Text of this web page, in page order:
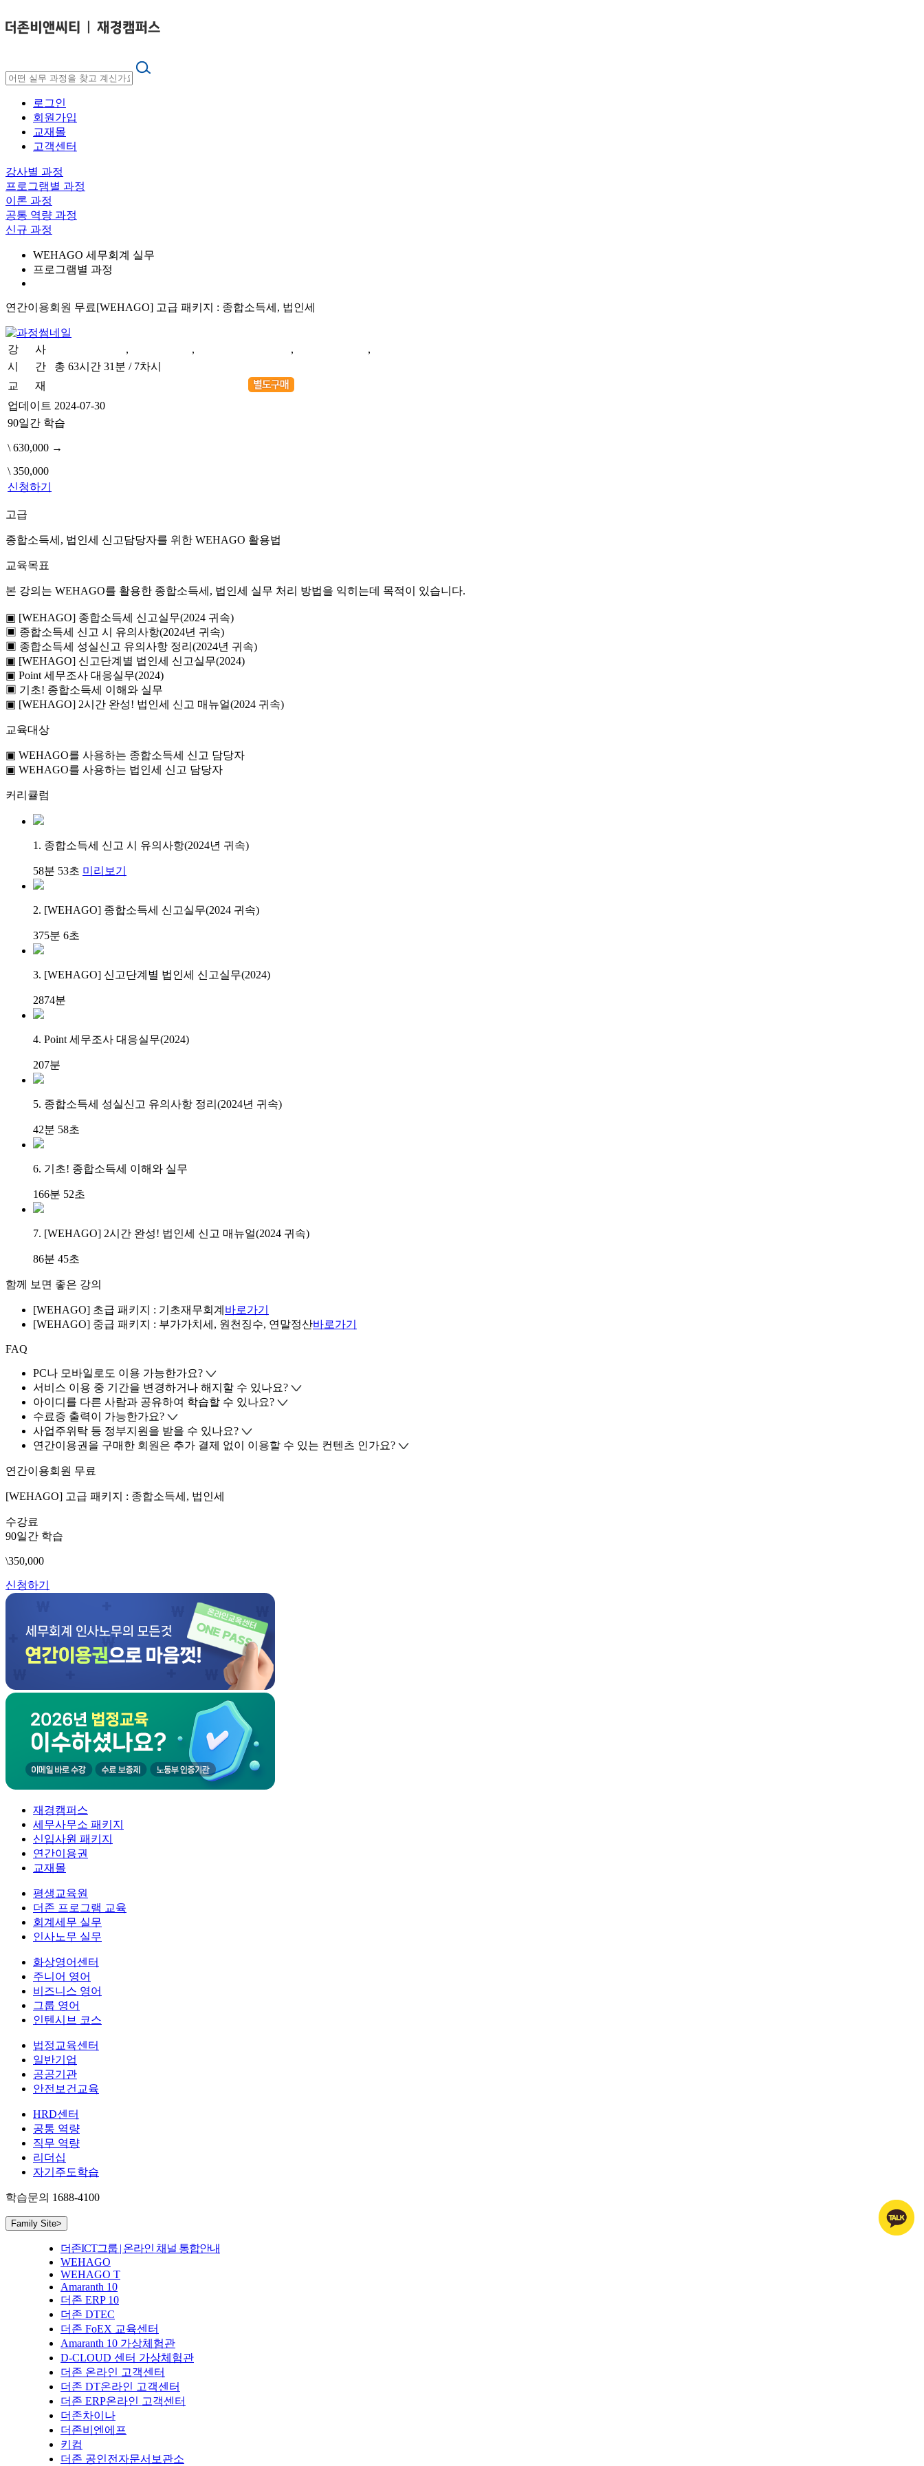
로그인
회원가입
교재몰
고객센터
강사별 과정
프로그램별 과정
이론 과정
공통 역량 과정
신규 과정
WEHAGO 세무회계 실무
프로그램별 과정
연간이용회원 무료[WEHAGO] 고급 패키지 : 종합소득세, 법인세
강 사 , , , ,
시 간
총 63시간 31분 / 7차시
교 재
업데이트 2024-07-30
90일간 학습
\ 630,000 →
\ 350,000
신청하기
고급
종합소득세, 법인세 신고담당자를 위한 WEHAGO 활용법
교육목표
본 강의는 WEHAGO를 활용한 종합소득세, 법인세 실무 처리 방법을 익히는데 목적이 있습니다.
▣ [WEHAGO] 종합소득세 신고실무(2024 귀속)
▣ 종합소득세 신고 시 유의사항(2024년 귀속)
▣ 종합소득세 성실신고 유의사항 정리(2024년 귀속)
▣ [WEHAGO] 신고단계별 법인세 신고실무(2024)
▣ Point 세무조사 대응실무(2024)
▣ 기초! 종합소득세 이해와 실무
▣ [WEHAGO] 2시간 완성! 법인세 신고 매뉴얼(2024 귀속)
교육대상
▣ WEHAGO를 사용하는 종합소득세 신고 담당자
▣ WEHAGO를 사용하는 법인세 신고 담당자
커리큘럼
1. 종합소득세 신고 시 유의사항(2024년 귀속)
58분 53초 미리보기
2. [WEHAGO] 종합소득세 신고실무(2024 귀속)
375분 6초
3. [WEHAGO] 신고단계별 법인세 신고실무(2024)
2874분
4. Point 세무조사 대응실무(2024)
207분
5. 종합소득세 성실신고 유의사항 정리(2024년 귀속)
42분 58초
6. 기초! 종합소득세 이해와 실무
166분 52초
7. [WEHAGO] 2시간 완성! 법인세 신고 매뉴얼(2024 귀속)
86분 45초
함께 보면 좋은 강의
[WEHAGO] 초급 패키지 : 기초재무회계 바로가기
[WEHAGO] 중급 패키지 : 부가가치세, 원천징수, 연말정산바로가기
FAQ
PC나 모바일로도 이용 가능한가요?
서비스 이용 중 기간을 변경하거나 해지할 수 있나요?
아이디를 다른 사람과 공유하여 학습할 수 있나요?
수료증 출력이 가능한가요?
사업주위탁 등 정부지원을 받을 수 있나요?
연간이용권을 구매한 회원은 추가 결제 없이 이용할 수 있는 컨텐츠 인가요?
연간이용회원 무료
[WEHAGO] 고급 패키지 : 종합소득세, 법인세
수강료
90일간 학습
\350,000
신청하기
재경캠퍼스
세무사무소 패키지
신입사원 패키지
연간이용권
교재몰
평생교육원
더존 프로그램 교육
회계세무 실무
인사노무 실무
화상영어센터
주니어 영어
비즈니스 영어
그룹 영어
인텐시브 코스
법정교육센터
일반기업
공공기관
안전보건교육
HRD센터
공통 역량
직무 역량
리더십
자기주도학습
학습문의 1688-4100
Family Site>
더존ICT그룹 | 온라인 채널 통합안내
WEHAGO
WEHAGO T
Amaranth 10
더존 ERP 10
더존 DTEC
더존 FoEX 교육센터
Amaranth 10 가상체험관
D-CLOUD 센터 가상체험관
더존 온라인 고객센터
더존 DT온라인 고객센터
더존 ERP온라인 고객센터
더존차이나
더존비엔에프
키컴
더존 공인전자문서보관소